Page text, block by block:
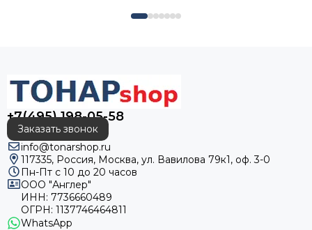
+7(495) 198-05-58
Заказать звонок
info@tonarshop.ru
117335, Россия, Москва, ул. Вавилова 79к1, оф. 3-0
Пн-Пт с 10 до 20 часов
ООО "Англер"
ИНН: 7736660489
ОГРН: 1137746464811
WhatsApp